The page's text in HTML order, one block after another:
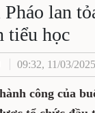
NƯỚC
SÁCH MỚI
lan
tiểu học
09:32, 11/03/2025
công của